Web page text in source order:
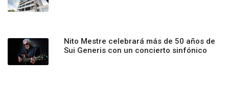
Nito Mestre celebrará más de 50 años de
Sui Generis con un concierto sinfónico